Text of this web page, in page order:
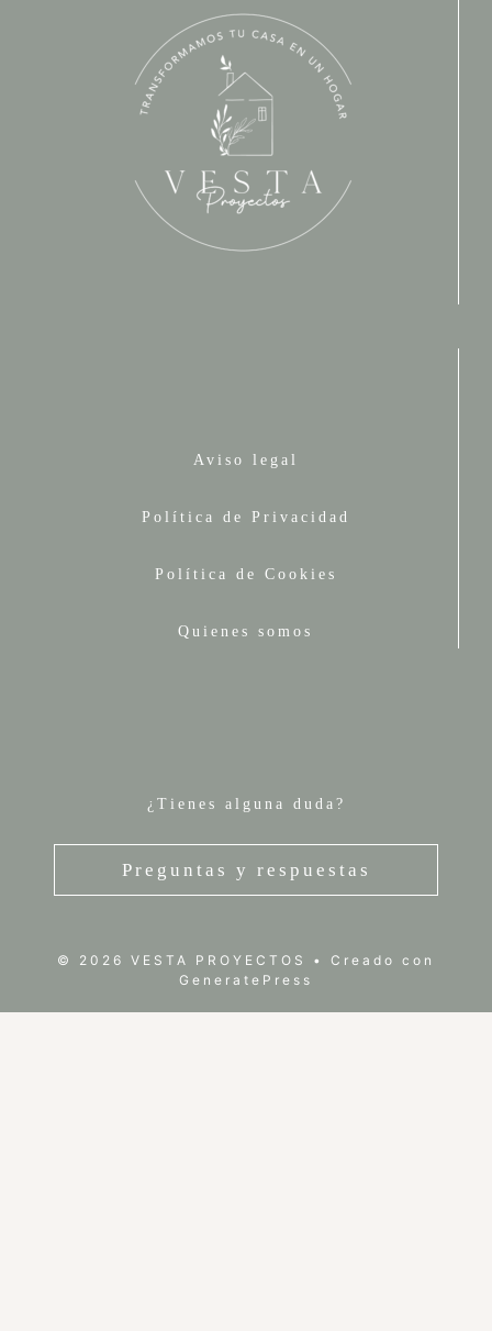
Aviso legal
Política de Privacidad
Política de Cookies
Quienes somos
¿Tienes alguna duda?
Preguntas y respuestas
© 2026 VESTA PROYECTOS
• Creado con
GeneratePress